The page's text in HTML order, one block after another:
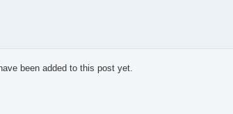
been added to this post yet.